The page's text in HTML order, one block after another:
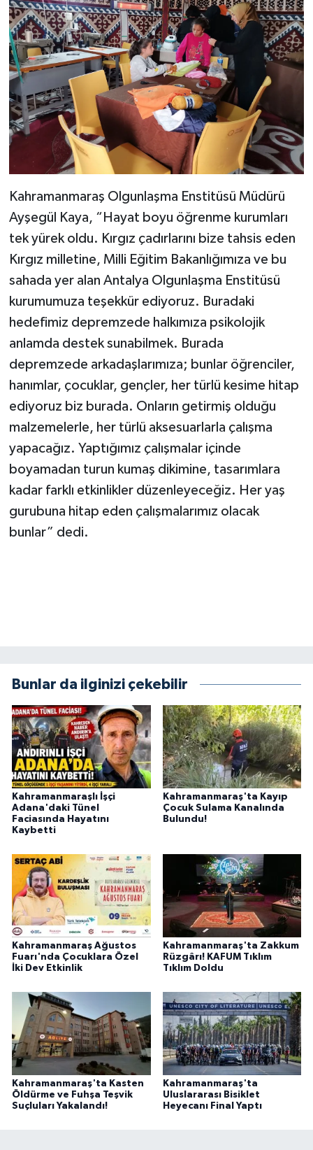
Kahramanmaraş Olgunlaşma Enstitüsü Müdürü
Ayşegül Kaya, “Hayat boyu öğrenme kurumları
tek yürek oldu. Kırgız çadırlarını bize tahsis eden
Kırgız milletine, Milli Eğitim Bakanlığımıza ve bu
sahada yer alan Antalya Olgunlaşma Enstitüsü
kurumumuza teşekkür ediyoruz. Buradaki
hedefimiz depremzede halkımıza psikolojik
anlamda destek sunabilmek. Burada
depremzede arkadaşlarımıza; bunlar öğrenciler,
hanımlar, çocuklar, gençler, her türlü kesime hitap
ediyoruz biz burada. Onların getirmiş olduğu
malzemelerle, her türlü aksesuarlarla çalışma
yapacağız. Yaptığımız çalışmalar içinde
boyamadan turun kumaş dikimine, tasarımlara
kadar farklı etkinlikler düzenleyeceğiz. Her yaş
gurubuna hitap eden çalışmalarımız olacak
bunlar” dedi.
Bunlar da ilginizi çekebilir
Kahramanmaraşlı İşçi
Adana'daki Tünel
Faciasında Hayatını
Kaybetti
Kahramanmaraş'ta Kayıp
Çocuk Sulama Kanalında
Bulundu!
Kahramanmaraş Ağustos
Fuarı'nda Çocuklara Özel
İki Dev Etkinlik
Kahramanmaraş'ta Zakkum
Rüzgârı! KAFUM Tıklım
Tıklım Doldu
Kahramanmaraş'ta Kasten
Öldürme ve Fuhşa Teşvik
Suçluları Yakalandı!
Kahramanmaraş'ta
Uluslararası Bisiklet
Heyecanı Final Yaptı